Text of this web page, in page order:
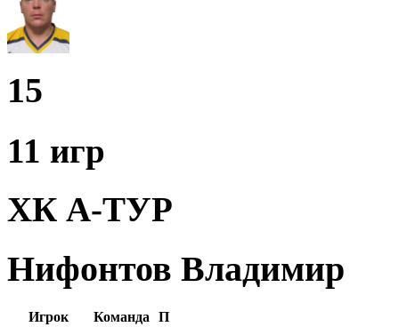
15
11 игр
ХК А-ТУР
Нифонтов Владимир
Игрок Команда
П